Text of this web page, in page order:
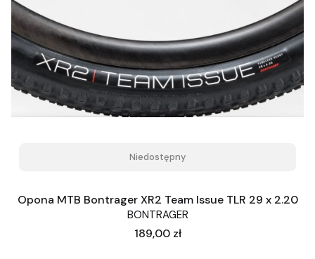
Niedostępny
Opona MTB Bontrager XR2 Team Issue TLR 29 x 2.20
BONTRAGER
Cena
189,00 zł